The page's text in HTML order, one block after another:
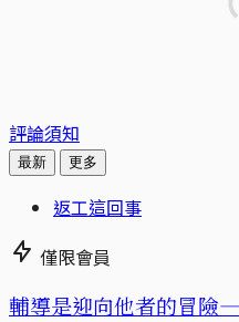
評論須知
最新 更多
返工這回事
僅限會員
輔導是迎向他者的冒險